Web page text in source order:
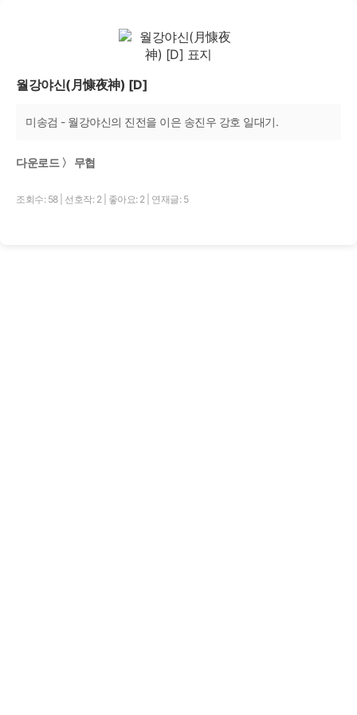
월강야신(月慷夜神) [D]
미송검 - 월강야신의 진전을 이은 송진우 강호 일대기.
다운로드 〉 무협
조회수: 58 선호작: 2 좋아요: 2 연재글: 5